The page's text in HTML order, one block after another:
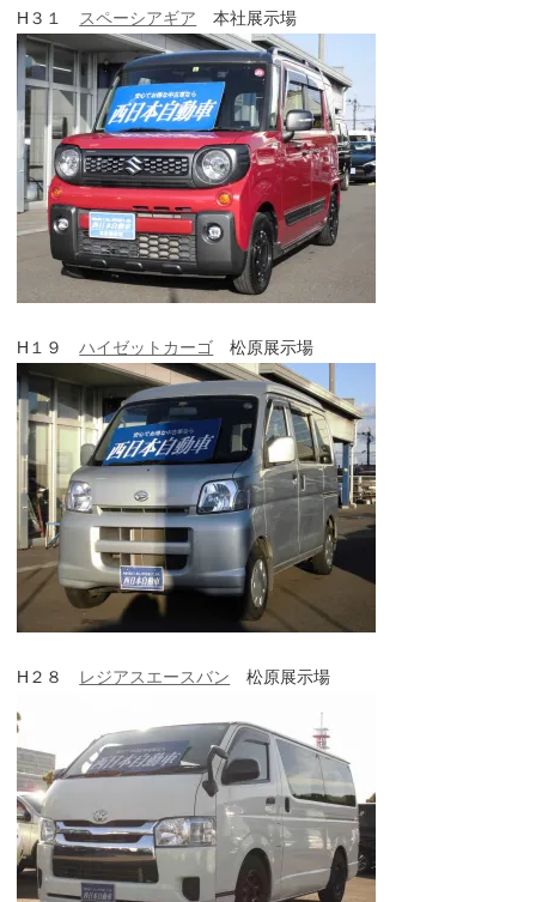
H３１ スペーシアギア 本社展示場
H１９ハイゼットカーゴ 松原展示場
H２８ レジアスエースバン 松原展示場